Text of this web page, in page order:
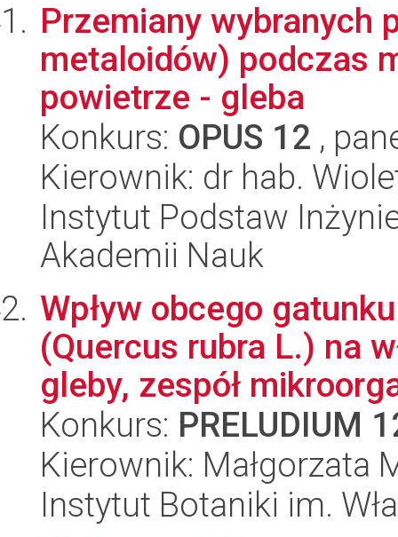
Przemiany wybranych
metaloidów) podczas
powietrze - gleba
Konkurs: OPUS 12 ,
Kierownik: dr hab.
Instytut Podstaw
Akademii Nauk
Wpływ obcego
(Quercus rubra L.) na
gleby, zespół
Konkurs: PRELUDIUM
Kierownik: Małgorzata
Instytut Botaniki im.